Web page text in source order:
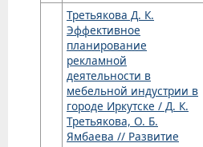
Третьякова Д. К.
Эффективное
планирование
рекламной
деятельности в
мебельной индустрии в
городе Иркутске / Д. К.
Третьякова, О. Б.
Ямбаева // Развитие